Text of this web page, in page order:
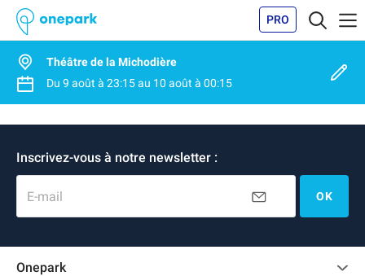
PRO
Théâtre de la Michodière
Du 9 août à 23:15au 10 août à 00:15
Inscrivez-vous à notre newsletter :
E-mail OK
Onepark